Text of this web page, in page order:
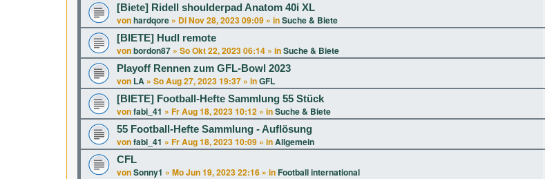
[Biete] Ridell shoulderpad Anatom 40i XL
vonhardqore » Di Nov 28, 2023 09:09 » inSuche & Biete
[BIETE] Hudl remote
vonbordon87 » So Okt 22, 2023 06:14 » inSuche & Biete
Playoff Rennen zum GFL-Bowl 2023
von LA » So Aug 27, 2023 19:37 » inGFL
[BIETE] Football-Hefte Sammlung 55 Stück
vonfabi_41 » Fr Aug 18, 2023 10:12 » inSuche & Biete
55 Football-Hefte Sammlung - Auflösung
vonfabi_41 » Fr Aug 18, 2023 10:09 » inAllgemein
CFL
vonSonny1 » Mo Jun 19, 2023 22:16 » in Football international